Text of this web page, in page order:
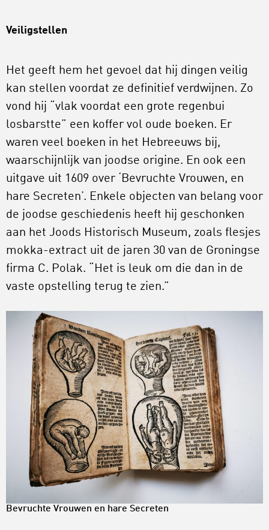
Veiligstellen
Het geeft hem het gevoel dat hij dingen veilig
kan stellen voordat ze definitief verdwijnen. Zo
vond hij “vlak voordat een grote regenbui
losbarstte” een koffer vol oude boeken. Er
waren veel boeken in het Hebreeuws bij,
waarschijnlijk van joodse origine. En ook een
uitgave uit 1609 over ‘Bevruchte Vrouwen, en
hare Secreten’. Enkele objecten van belang voor
de joodse geschiedenis heeft hij geschonken
aan het Joods Historisch Museum, zoals flesjes
mokka-extract uit de jaren 30 van de Groningse
firma C. Polak. “Het is leuk om die dan in de
vaste opstelling terug te zien.”
Bevruchte Vrouwen en hare Secreten